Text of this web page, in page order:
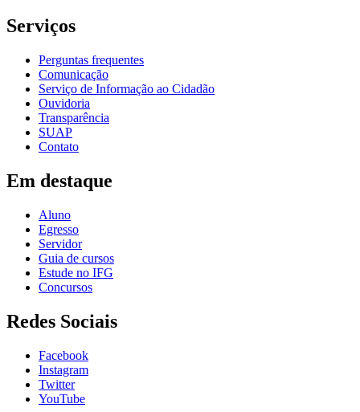
Serviços
Perguntas frequentes
Comunicação
Serviço de Informação ao Cidadão
Ouvidoria
Transparência
SUAP
Contato
Em destaque
Aluno
Egresso
Servidor
Guia de cursos
Estude no IFG
Concursos
Redes Sociais
Facebook
Instagram
Twitter
YouTube